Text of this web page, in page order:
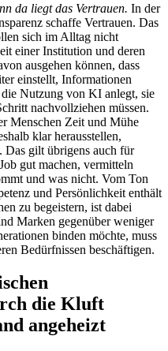
da liegt das Vertrauen. In der
schaffe Vertrauen. Das
sich im Alltag nicht
einer Institution und deren
ausgehen können, dass
einstellt, Informationen
Nutzung von KI anlegt, sie
nachvollziehen müssen.
Menschen Zeit und Mühe
klar herausstellen,
Das gilt übrigens auch für
gut machen, vermitteln
und was nicht. Vom Ton
und Persönlichkeit enthält
zu begeistern, ist dabei
Marken gegenüber weniger
binden möchte, muss
Bedürfnissen beschäftigen.
die Kluft
angeheizt